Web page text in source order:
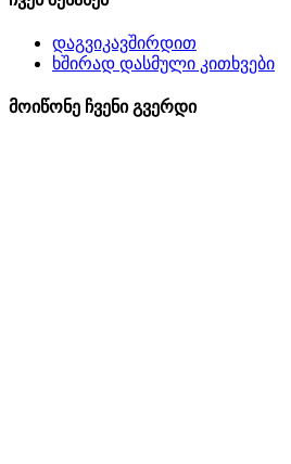
დაგვიკავშირდით
ხშირად დასმული კითხვები
მოიწონე ჩვენი გვერდი